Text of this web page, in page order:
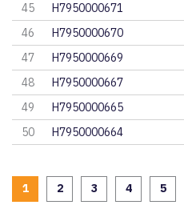
45
H7950000671
46
H7950000670
47
H7950000669
48
H7950000667
49
H7950000665
50
H7950000664
1 2 3 4 5